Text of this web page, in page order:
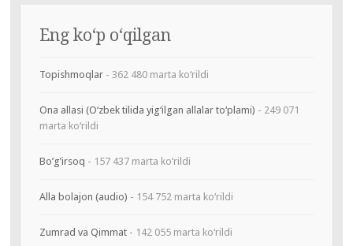
Eng ko‘p o‘qilgan
Topishmoqlar- 362 480 marta ko‘rildi
Ona allasi (O‘zbek tilida yig‘ilgan allalar to‘plami) - 249 071
marta ko‘rildi
Bo’g’irsoq - 157 437 marta ko‘rildi
Alla bolajon (audio) - 154 752 marta ko‘rildi
Zumrad va Qimmat- 142 055 marta ko‘rildi